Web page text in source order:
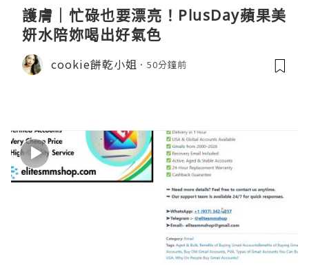
護膚｜忙碌也要漂亮！PlusDay蘋果美
妍水陪妳喝出好氣色
cookie餅乾小姐 50分鐘前